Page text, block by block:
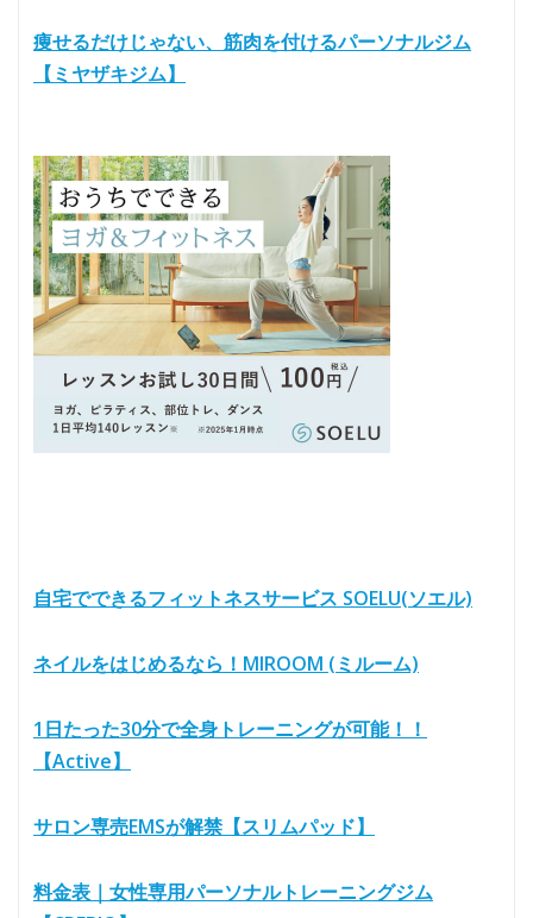
痩せるだけじゃない、筋肉を付けるパーソナルジム
【ミヤザキジム】
自宅でできるフィットネスサービス SOELU(ソエル)
ネイルをはじめるなら！MIROOM (ミルーム)
1日たった30分で全身トレーニングが可能！！
【Active】
サロン専売EMSが解禁【スリムパッド】
料金表｜女性専用パーソナルトレーニングジム